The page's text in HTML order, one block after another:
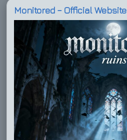
Monitored – Official Website